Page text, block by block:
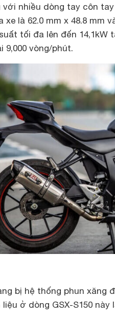
với nhiều dòng tay côn
xe là 62.0 mm x 48.8 mm
tối đa lên đến 14,1kW
9,000 vòng/phút.
bị hệ thống phun xăng
liệu ở dòng GSX-S150 này